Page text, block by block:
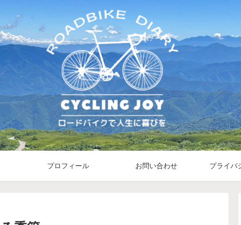
プロフィール お問い合わせ プライバ